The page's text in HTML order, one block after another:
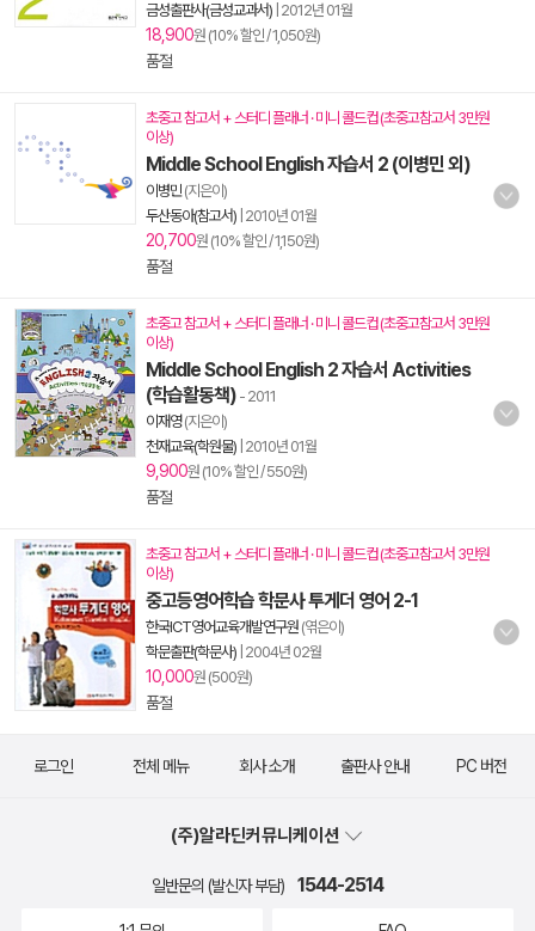
금성출판사(금성교과서) 2012년 01월
18,900원 (10% 할인 / 1,050원)
품절
초중고 참고서 + 스터디 플래너 · 미니 콜드컵 (초중고참고서 3만원
이상)
Middle School English 자습서 2 (이병민 외)
이병민(지은이)
두산동아(참고서) 2010년 01월
20,700원 (10% 할인 / 1,150원)
품절
초중고 참고서 + 스터디 플래너 · 미니 콜드컵 (초중고참고서 3만원
이상)
Middle School English 2 자습서 Activities
(학습활동책) - 2011
이재영(지은이)
천재교육(학원물) 2010년 01월
9,900원 (10% 할인 / 550원)
품절
초중고 참고서 + 스터디 플래너 · 미니 콜드컵 (초중고참고서 3만원
이상)
중고등영어학습 학문사 투게더 영어 2-1
한국ICT영어교육개발연구원 (엮은이)
학문출판(학문사) 2004년 02월
10,000원 (500원)
품절
로그인 전체 메뉴 회사 소개 출판사 안내 PC 버전
(주)알라딘커뮤니케이션
일반문의 (발신자 부담) 1544-2514